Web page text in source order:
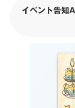
イベント告知